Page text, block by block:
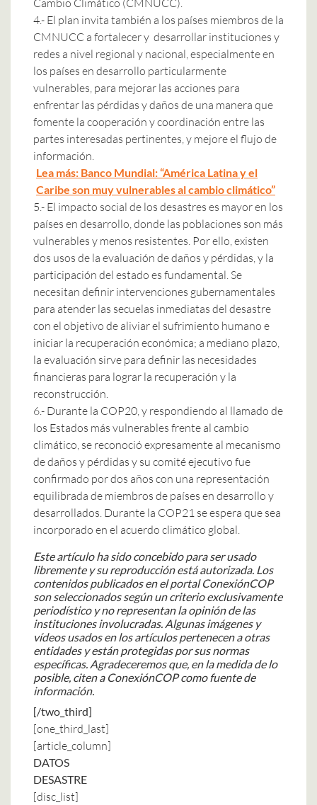
4.- El plan invita también a los países miembros de la
CMNUCC a fortalecer y desarrollar instituciones y
redes a nivel regional y nacional, especialmente en
los países en desarrollo particularmente
vulnerables, para mejorar las acciones para
enfrentar las pérdidas y daños de una manera que
fomente la cooperación y coordinación entre las
partes interesadas pertinentes, y mejore el flujo de
información.
Lea más: Banco Mundial: “América Latina y el
Caribe son muy vulnerables al cambio climático”
5.- El impacto social de los desastres es mayor en los
países en desarrollo, donde las poblaciones son más
vulnerables y menos resistentes. Por ello, existen
dos usos de la evaluación de daños y pérdidas, y la
participación del estado es fundamental. Se
necesitan definir intervenciones gubernamentales
para atender las secuelas inmediatas del desastre
con el objetivo de aliviar el sufrimiento humano e
iniciar la recuperación económica; a mediano plazo,
la evaluación sirve para definir las necesidades
financieras para lograr la recuperación y la
reconstrucción.
6.- Durante la COP20, y respondiendo al llamado de
los Estados más vulnerables frente al cambio
climático, se reconoció expresamente al mecanismo
de daños y pérdidas y su comité ejecutivo fue
confirmado por dos años con una representación
equilibrada de miembros de países en desarrollo y
desarrollados. Durante la COP21 se espera que sea
incorporado en el acuerdo climático global.
Este artículo ha sido concebido para ser usado
libremente y su reproducción está autorizada. Los
contenidos publicados en el portal ConexiónCOP
son seleccionados según un criterio exclusivamente
periodístico y no representan la opinión de las
instituciones involucradas. Algunas imágenes y
vídeos usados en los artículos pertenecen a otras
entidades y están protegidas por sus normas
específicas. Agradeceremos que, en la medida de lo
posible, citen a ConexiónCOP como fuente de
información.
[/two_third]
[one_third_last]
[article_column]
DATOS
DESASTRE
[disc_list]